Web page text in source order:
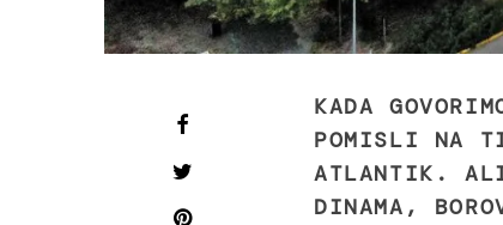
KADA
POMISLI NA
ATLANTIK. ALI
DINAMA,